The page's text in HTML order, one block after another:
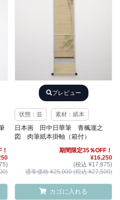
プレビュー
状態：並 素材：紙本
日本画 田中日華筆 青楓瀧之
図 肉筆紙本掛軸（箱付）
期間限定35％OFF！
¥16,250
(税込 ¥17,875)
通常価格 ¥25,000 (税込 ¥27,500)
カゴに入れる